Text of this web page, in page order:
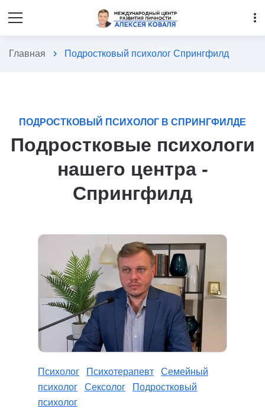
more_vert
Главная chevron_right Подростковый психолог Спрингфилд
ПОДРОСТКОВЫЙ ПСИХОЛОГ В СПРИНГФИЛДЕ
Подростковые психологи
нашего центра -
Спрингфилд
Психолог Психотерапевт
Семейный
психолог
Сексолог
Подростковый
психолог